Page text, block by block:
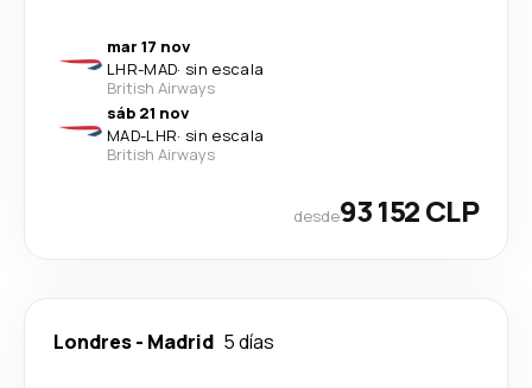
mar 17 nov
LHR-MAD· sin escala
British Airways
sáb 21 nov
MAD-LHR· sin escala
British Airways
desde93 152 CLP
Londres- Madrid 5 días